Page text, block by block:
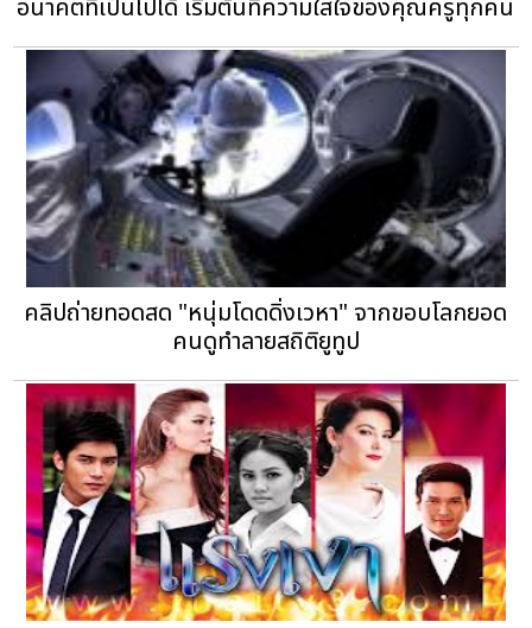
อนาคตที่เป็นไปได้ เริ่มต้นที่ความใส่ใจของคุณครูทุกคน
คลิปถ่ายทอดสด "หนุ่มโดดดิ่งเวหา" จากขอบโลกยอด
คนดูทำลายสถิติยูทูป